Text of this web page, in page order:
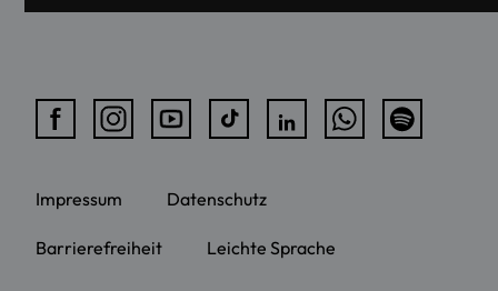
Impressum Datenschutz
Barrierefreiheit Leichte Sprache